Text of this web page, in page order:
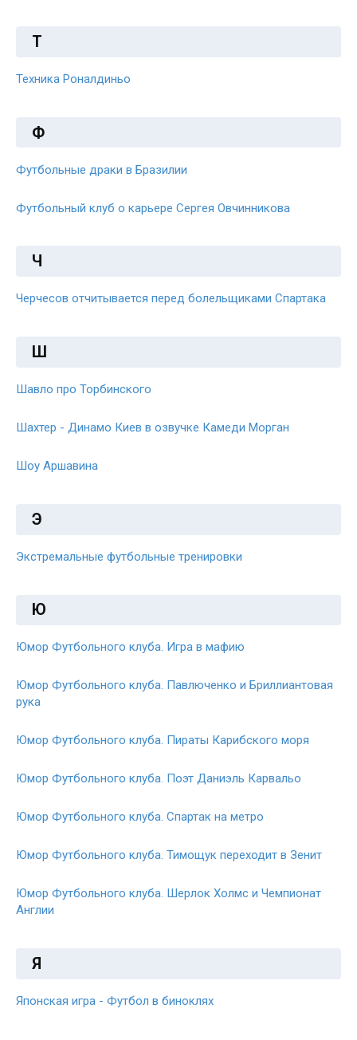
Т
Техника Роналдиньо
Ф
Футбольные драки в Бразилии
Футбольный клуб о карьере Сергея Овчинникова
Ч
Черчесов отчитывается перед болельщиками Спартака
Ш
Шавло про Торбинского
Шахтер - Динамо Киев в озвучке Камеди Морган
Шоу Аршавина
Э
Экстремальные футбольные тренировки
Ю
Юмор Футбольного клуба. Игра в мафию
Юмор Футбольного клуба. Павлюченко и Бриллиантовая
рука
Юмор Футбольного клуба. Пираты Карибского моря
Юмор Футбольного клуба. Поэт Даниэль Карвальо
Юмор Футбольного клуба. Спартак на метро
Юмор Футбольного клуба. Тимощук переходит в Зенит
Юмор Футбольного клуба. Шерлок Холмс и Чемпионат
Англии
Я
Японская игра - Футбол в биноклях